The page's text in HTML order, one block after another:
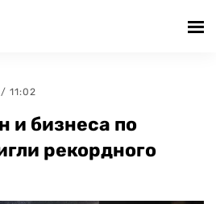
/ 11:02
и бизнеса по
рекордного